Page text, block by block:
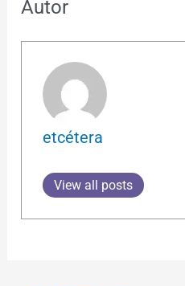
Autor
etcétera
View all posts